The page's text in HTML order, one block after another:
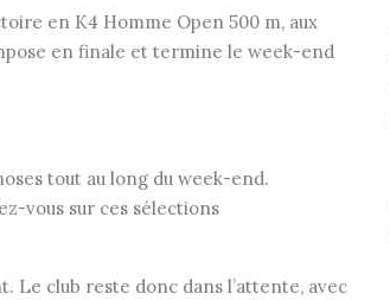
en K4 Homme Open 500 m, aux
en finale et termine le week-end
tout au long du week-end.
vous sur ces sélections
Le club reste donc dans l’attente, avec